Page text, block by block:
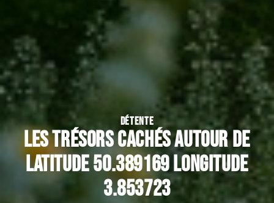
DÉTENTE
Les trésors cachés autour de
latitude 50.389169 longitude
3.853723